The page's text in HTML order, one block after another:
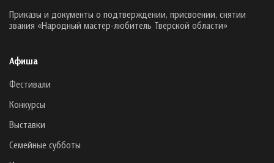
Приказы и документы о подтверждении, присвоении, снятии
звания «Народный мастер-любитель Тверской области»
Афиша
Фестивали
Конкурсы
Выставки
Семейные субботы